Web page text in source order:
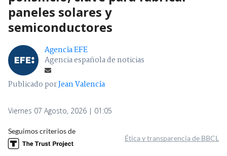
paneles solares y
semiconductores
Agencia EFE
Agencia española de noticias
Publicado porJean Valencia
Viernes 07 Agosto, 2026 | 01:05
Seguimos criterios de
Ética y transparencia de BBCL